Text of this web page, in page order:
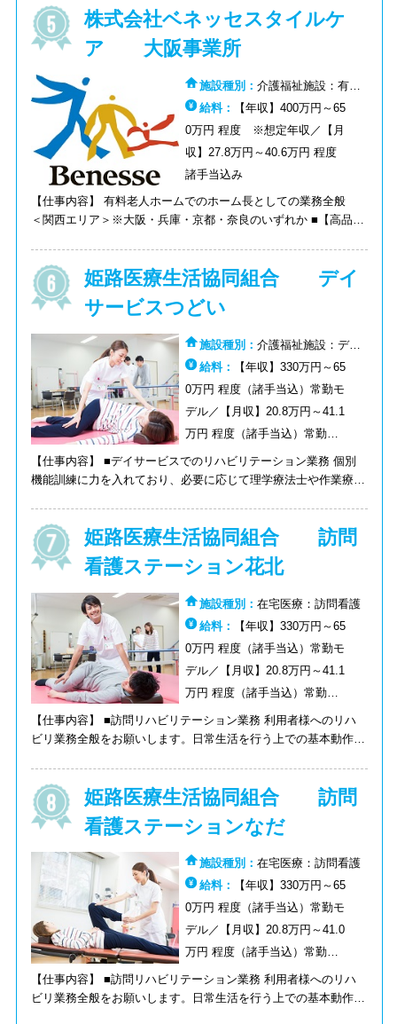
関との連携および調整 ・当社の理念、ルール、考え方、行動の
現場への浸透（介護、医療、生活サービスの全般。入居からお看
取りの段取りまで、よりよい生活をしていただくためにできるこ
とすべて） ※ご入社後、3ヶ月～1年程度は現場の経験を積んで
いただきます。
株式会社ベネッセスタイルケ
ア 大阪事業所
施設種別：介護福祉施設：有料
老人ホーム
給料：
【年収】400万円～65
0万円 程度 ※想定年収／【月
収】27.8万円～40.6万円 程度
諸手当込み
【仕事内容】 有料老人ホームでのホーム長としての業務全般
＜関西エリア＞※大阪・兵庫・京都・奈良のいずれか ■【高品質
活、介護サービスを提供するホーム創り。 ■【高収益のホーム創
り】営業力：お客様に選ばれるホーム創り・数字の把握：ホーム
の業績数字の把握 ※ホーム長着任後オンコール対応あり（退勤
後、休日などのホームからの緊急電話対応） ※入社後の配属
先：今のお住まいから90分以内＜異動：基本は住まいから90分以
内＞ ＜ホーム長候補の間に行う業務＞入社後はまず介護職とし
ての勤務：介護職のシフト管理・ホーム長のサポート業務 ご入
居者がどのような生活をされているか、各シフトのスタッフがそ
こにどのように関わっているか（考えや想いなど）を理解し、ホ
ーム長にステップアップしていくための準備期間 ※夜勤勤務(4
回程度/月）あり
姫路医療生活協同組合 デイ
サービスつどい
施設種別：介護福祉施設：デイ
サービス（通所介護）
給料：
【年収】330万円～65
0万円 程度（諸手当込）常勤モ
デル／【月収】20.8万円～41.1
万円 程度（諸手当込）常勤モ
デル／【時給】1350円～1400
円
【仕事内容】 ■デイサービスでのリハビリテーション業務 個別
機能訓練に力を入れており、必要に応じて理学療法士や作業療法
分けており、少人数グループの対応を実施
姫路医療生活協同組合 訪問
看護ステーション花北
施設種別：在宅医療：訪問看護
給料：
【年収】330万円～65
0万円 程度（諸手当込）常勤モ
デル／【月収】20.8万円～41.1
万円 程度（諸手当込）常勤モ
デル／【時給】1350円～1400
円
【仕事内容】 ■訪問リハビリテーション業務 利用者様へのリハ
ビリ業務全般をお願いします。日常生活を行う上での基本動作の
がり・立ち上がり・立位保持・歩行）の獲得を目標にリハビリを
おこないます。
姫路医療生活協同組合 訪問
看護ステーションなだ
施設種別：在宅医療：訪問看護
給料：
【年収】330万円～65
0万円 程度（諸手当込）常勤モ
デル／【月収】20.8万円～41.0
万円 程度（諸手当込）常勤モ
デル／【時給】1350円～1400
円
【仕事内容】 ■訪問リハビリテーション業務 利用者様へのリハ
ビリ業務全般をお願いします。日常生活を行う上での基本動作の